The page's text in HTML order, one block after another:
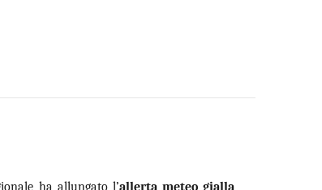
ha allungato l’allerta meteo gialla